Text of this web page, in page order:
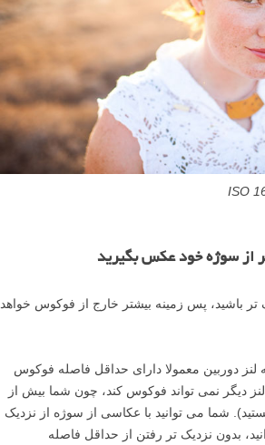
ISO
از سوژه خود عکس بگیرید
باشید، پس زمینه بیشتر خارج از فوکوس خواهد
دوربین معمولا دارای حداقل فاصله فوکوس
دیگر نمی تواند فوکوس کند، چون شما بیش از
شما می توانید با عکاسی از سوژه از نزدیک
بدون نزدیک تر رفتن از حداقل فاصله